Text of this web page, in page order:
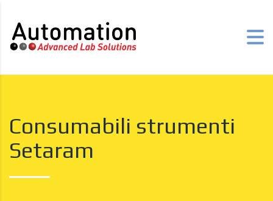
Consumabili strumenti
Setaram